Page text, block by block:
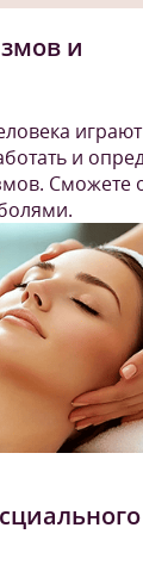
и
и
Сможете